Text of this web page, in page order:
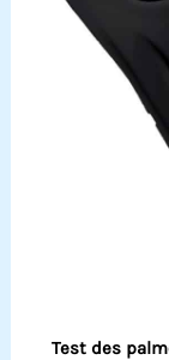
Test des